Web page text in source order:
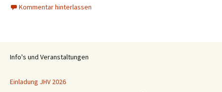
Kommentar hinterlassen
Info's und Veranstaltungen
Einladung JHV 2026